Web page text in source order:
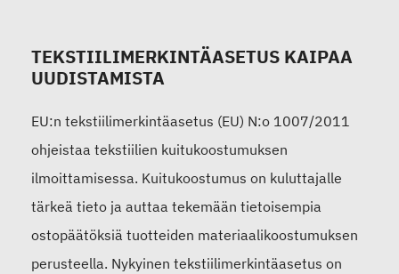
TEKSTIILIMERKINTÄASETUS KAIPAA
UUDISTAMISTA
EU:n tekstiilimerkintäasetus (EU) N:o 1007/2011
ohjeistaa tekstiilien kuitukoostumuksen
ilmoittamisessa. Kuitukoostumus on kuluttajalle
tärkeä tieto ja auttaa tekemään tietoisempia
ostopäätöksiä tuotteiden materiaalikoostumuksen
perusteella. Nykyinen tekstiilimerkintäasetus on